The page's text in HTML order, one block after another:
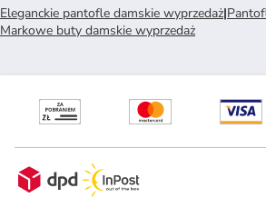
Eleganckie pantofle damskie wyprzedaż|
Markowe buty damskie wyprzedaż